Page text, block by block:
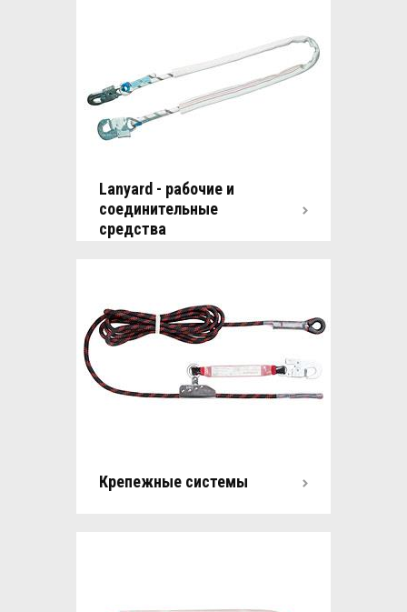
Lanyard - рабочие и
соединительные
средства
Крепежные системы